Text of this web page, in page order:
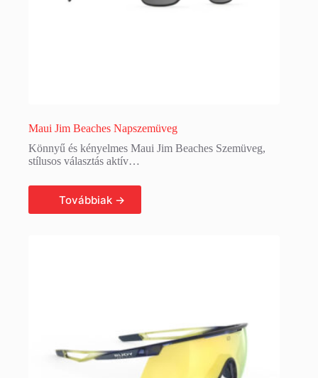
Maui Jim Beaches Napszemüveg
Könnyű és kényelmes Maui Jim Beaches Szemüveg,
stílusos választás aktív…
Tovább olvasom